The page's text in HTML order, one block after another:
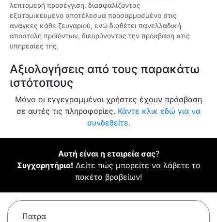
λεπτομερή προσέγγιση, διασφαλίζοντας
εξατομικευμένο αποτέλεσμα προσαρμοσμένο στις
ανάγκες κάθε ζευγαριού, ενώ διαθέτει πανελλαδική
αποστολή προϊόντων, διευρύνοντας την πρόσβαση στις
υπηρεσίες της.
Αξιολογήσεις από τους παρακάτω
ιστότοπους
Μόνο οι εγγεγραμμένοι χρήστες έχουν πρόσβαση
σε αυτές τις πληροφορίες. Κάντε κλικ εδώ για να
συνδεθείτε.
Αυτή είναι η εταιρεία σας?
Συγχαρητήρια! Δείτε πώς μπορείτε να λάβετε το
πακέτο βραβείων!
Πατρα